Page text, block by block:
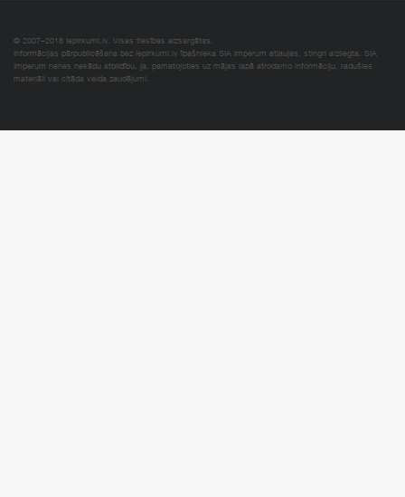
© 2007–2018 Iepirkumi.lv. Visas tiesības aizsargātas.
Informācijas pārpublicēšana bez iepirkumi.lv īpašnieka SIA Imperum atļaujas, stingri aizliegta. SIA
Imperum nenes nekādu atbildību, ja, pamatojoties uz mājas lapā atrodamo informāciju, radušies
materiāli vai citāda veida zaudējumi.